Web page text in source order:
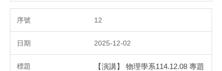
12
2025-12-02
【演講】 物理學系114.12.08 專題